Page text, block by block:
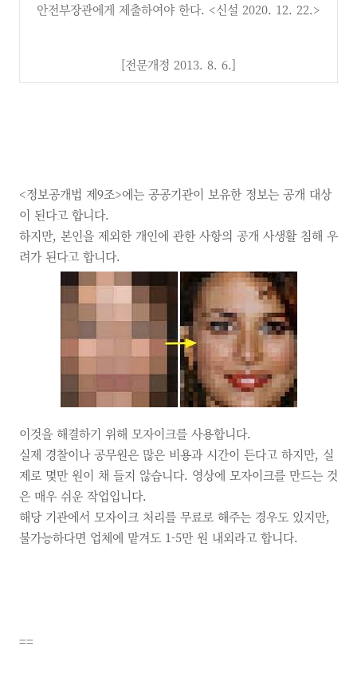
안전부장관에게 제출하여야 한다. <신설 2020. 12. 22.>
[전문개정 2013. 8. 6.]
<정보공개법 제9조>에는 공공기관이 보유한 정보는 공개 대상
이 된다고 합니다.
하지만, 본인을 제외한 개인에 관한 사항의 공개 사생활 침해 우
려가 된다고 합니다.
이것을 해결하기 위해 모자이크를 사용합니다.
실제 경찰이나 공무원은 많은 비용과 시간이 든다고 하지만, 실
제로 몇만 원이 채 들지 않습니다. 영상에 모자이크를 만드는 것
은 매우 쉬운 작업입니다.
해당 기관에서 모자이크 처리를 무료로 해주는 경우도 있지만,
불가능하다면 업체에 맡겨도 1-5만 원 내외라고 합니다.
==